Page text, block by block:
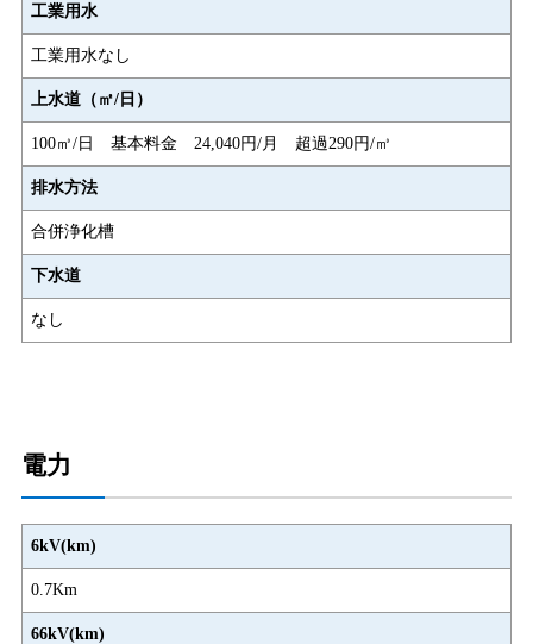
工業用水
工業用水なし
上水道（㎡/日）
100㎥/日 基本料金 24,040円/月 超過290円/㎥
排水方法
合併浄化槽
下水道
なし
電力
6kV(km)
0.7Km
66kV(km)